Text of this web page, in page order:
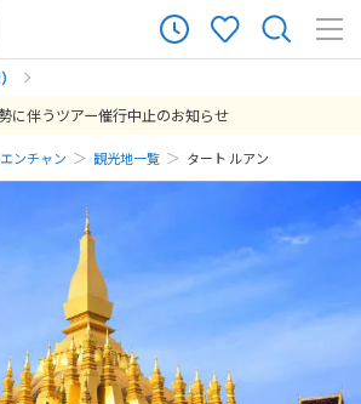
履歴がありません
まだ登録がありません
に伴うツアー催行中止のお知らせ
ンチャン 観光地一覧 タート ルアン